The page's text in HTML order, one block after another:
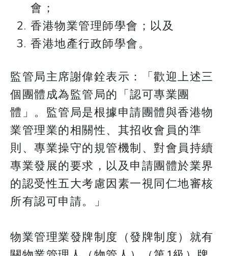
會；
香港物業管理師學會；以及
香港地產行政師學會。
監管局主席謝偉銓表示：「歡迎上述三
個團體成為監管局的「認可專業團
體」。監管局是根據申請團體與香港物
業管理業的相關性、其招收會員的準
則、專業操守的規管機制、對會員持續
專業發展的要求，以及申請團體於業界
的認受性五大考慮因素一視同仁地審核
所有認可申請。」
物業管理業發牌制度（發牌制度）就有